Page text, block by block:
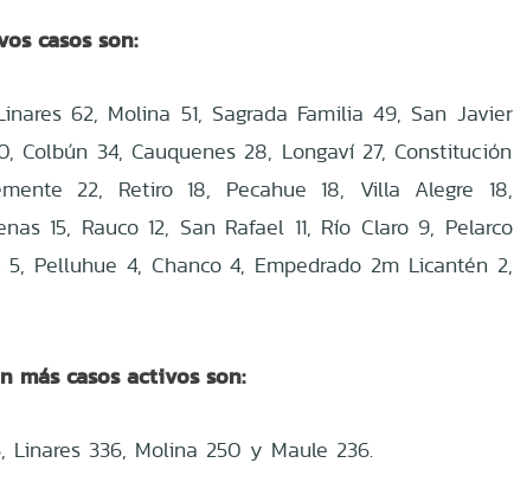
casos son:
62, Molina 51, Sagrada Familia 49, San Javier
Colbún 34, Cauquenes 28, Longaví 27, Constitución
22, Retiro 18, Pecahue 18, Villa Alegre 18,
15, Rauco 12, San Rafael 11, Río Claro 9, Pelarco
Pelluhue 4, Chanco 4, Empedrado 2m Licantén 2,
más casos activos son:
Linares 336, Molina 250 y Maule 236.